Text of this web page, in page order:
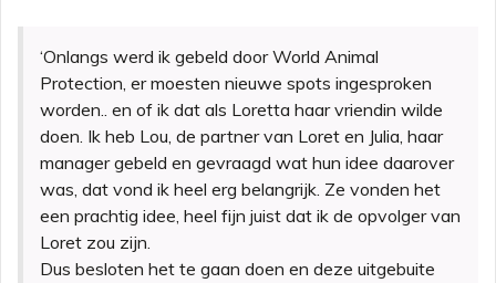
‘Onlangs werd ik gebeld door World Animal
Protection, er moesten nieuwe spots ingesproken
worden.. en of ik dat als Loretta haar vriendin wilde
doen. Ik heb Lou, de partner van Loret en Julia, haar
manager gebeld en gevraagd wat hun idee daarover
was, dat vond ik heel erg belangrijk. Ze vonden het
een prachtig idee, heel fijn juist dat ik de opvolger van
Loret zou zijn.
Dus besloten het te gaan doen en deze uitgebuite